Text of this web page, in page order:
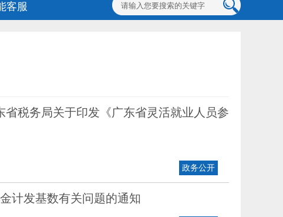
客服
税务局关于印发《广东省灵活就业人员参
政务公开
计发基数有关问题的通知